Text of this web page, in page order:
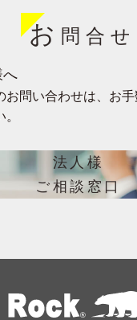
お 問合せ
へ
問い合わせは、 お
法人様
ご相談窓口